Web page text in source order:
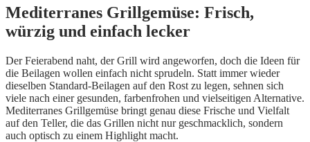
Mediterranes Grillgemüse: Frisch,
würzig und einfach lecker
Der Feierabend naht, der Grill wird angeworfen, doch die Ideen für
die Beilagen wollen einfach nicht sprudeln. Statt immer wieder
dieselben Standard-Beilagen auf den Rost zu legen, sehnen sich
viele nach einer gesunden, farbenfrohen und vielseitigen Alternative.
Mediterranes Grillgemüse bringt genau diese Frische und Vielfalt
auf den Teller, die das Grillen nicht nur geschmacklich, sondern
auch optisch zu einem Highlight macht.